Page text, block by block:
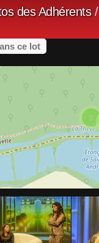
des Adhérents/
ce lot
3